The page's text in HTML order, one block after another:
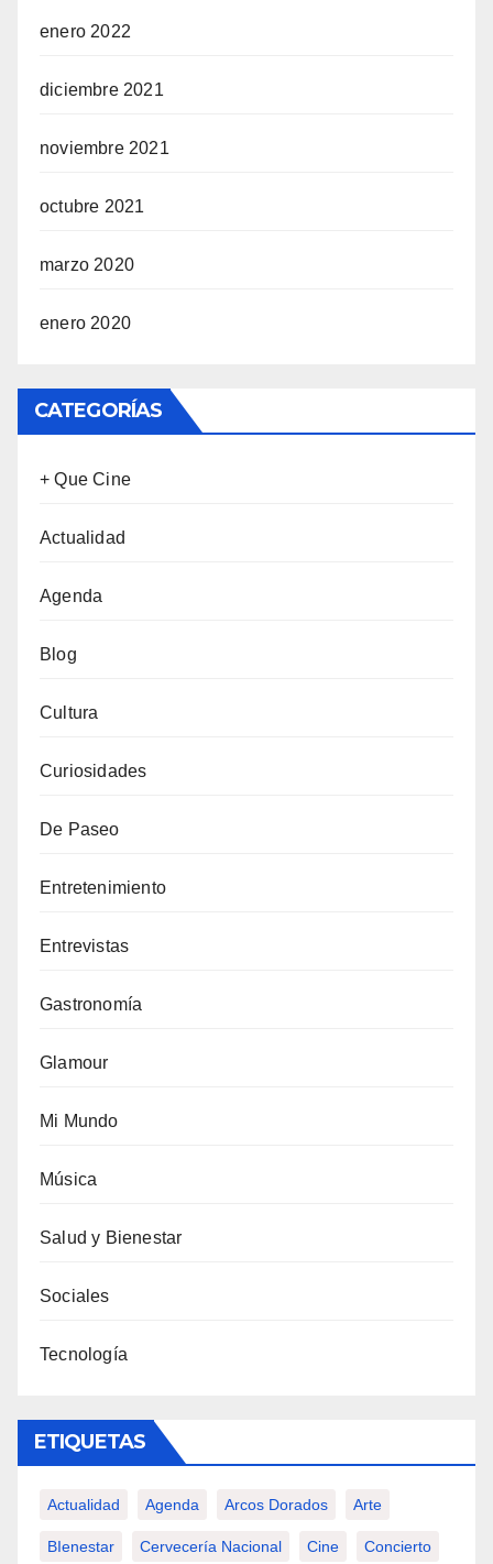
enero 2022
diciembre 2021
noviembre 2021
octubre 2021
marzo 2020
enero 2020
CATEGORÍAS
+ Que Cine
Actualidad
Agenda
Blog
Cultura
Curiosidades
De Paseo
Entretenimiento
Entrevistas
Gastronomía
Glamour
Mi Mundo
Música
Salud y Bienestar
Sociales
Tecnología
ETIQUETAS
Actualidad Agenda Arcos Dorados Arte
BIenestar Cervecería Nacional Cine Concierto